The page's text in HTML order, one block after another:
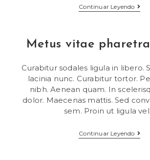
Continuar LeyendoTortor
Metus vitae
Curabitur sodales ligula in libero.
lacinia nunc. Curabitur tortor.
nibh. Aenean quam. In
dolor. Maecenas mattis. Sed
sem. Proin ut ligula
Continuar Leyendo
Vitae